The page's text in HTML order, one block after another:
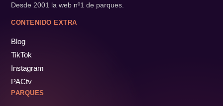
Desde 2001 la web nº1 de parques.
CONTENIDO EXTRA
Blog
TikTok
Instagram
PACtv
PARQUES